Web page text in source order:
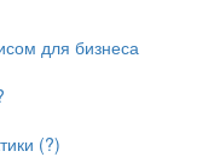
для бизнеса
(?)